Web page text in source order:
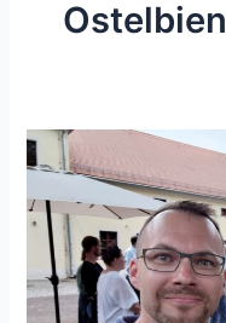
Ostelbien